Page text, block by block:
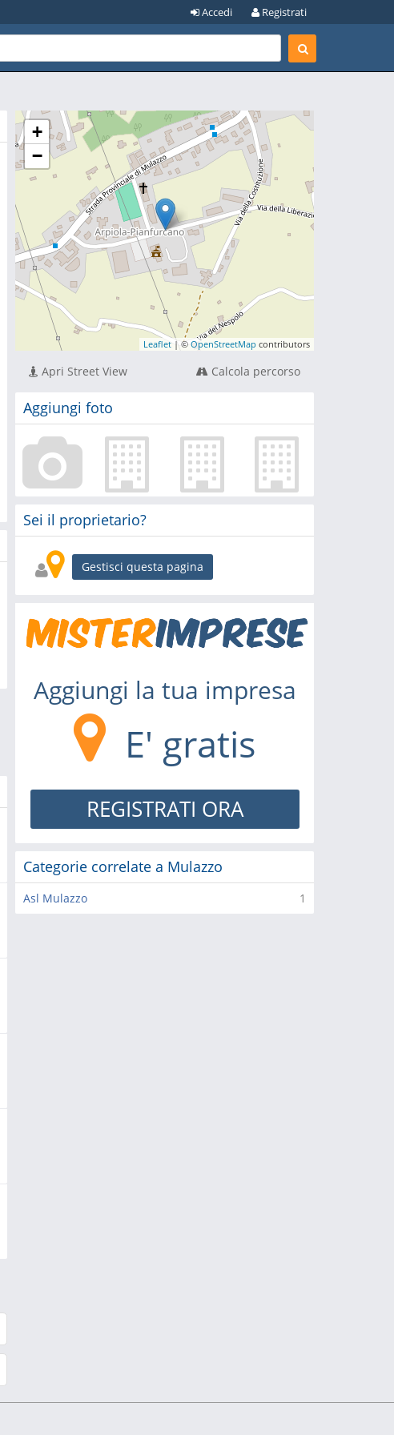
Registrati
Accedi
+
−
Leaflet | ©OpenStreetMap contributors
Apri Street View Calcola percorso
Aggiungi foto
Sei il proprietario?
Gestisci questa pagina
Aggiungi la tua impresa
E' gratis
REGISTRATI ORA
Categorie correlate a Mulazzo
1
Asl Mulazzo